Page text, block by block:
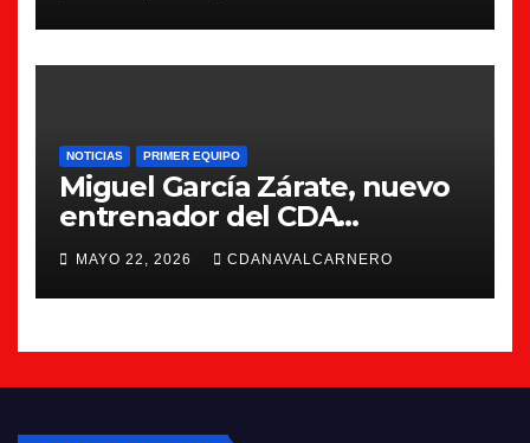
NOTICIAS PRIMER EQUIPO
Miguel García Zárate, nuevo
entrenador del CDA
Navalcarnero
MAYO 22, 2026 CDANAVALCARNERO